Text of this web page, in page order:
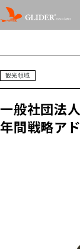
観光領域
一般社団法
年間戦略ア